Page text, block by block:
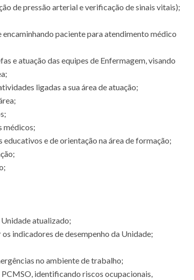
de pressão arterial e verificação de sinais vitais);
paciente para atendimento médico
e atuação das equipes de Enfermagem, visando
ligadas a sua área de atuação;
médicos;
e de orientação na área de formação;
atualizado;
indicadores de desempenho da Unidade;
no ambiente de trabalho;
identificando riscos ocupacionais,